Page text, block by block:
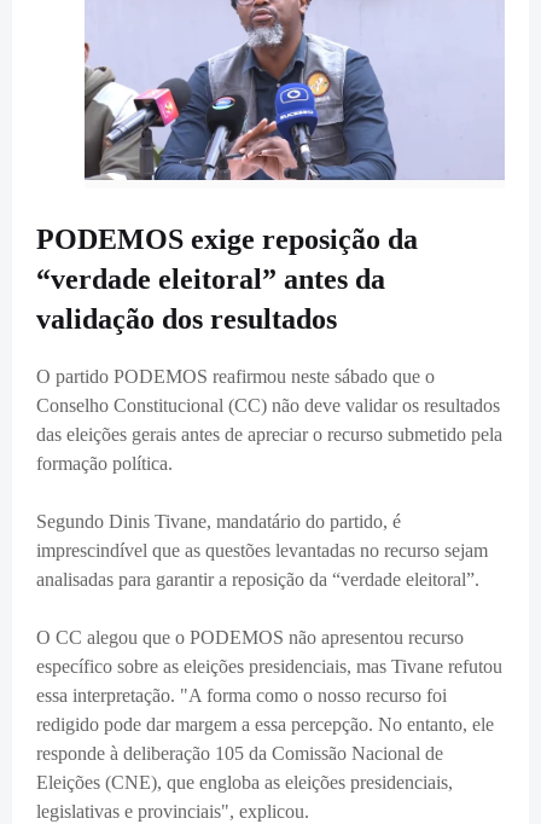
PODEMOS exige reposição da
“verdade eleitoral” antes da
validação dos resultados
O partido PODEMOS reafirmou neste sábado que o
Conselho Constitucional (CC) não deve validar os resultados
das eleições gerais antes de apreciar o recurso submetido pela
formação política.
Segundo Dinis Tivane, mandatário do partido, é
imprescindível que as questões levantadas no recurso sejam
analisadas para garantir a reposição da “verdade eleitoral”.
O CC alegou que o PODEMOS não apresentou recurso
específico sobre as eleições presidenciais, mas Tivane refutou
essa interpretação. "A forma como o nosso recurso foi
redigido pode dar margem a essa percepção. No entanto, ele
responde à deliberação 105 da Comissão Nacional de
Eleições (CNE), que engloba as eleições presidenciais,
legislativas e provinciais", explicou.